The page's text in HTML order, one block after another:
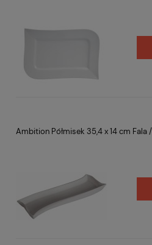
Ambition Półmisek 35,4 x 14 cm Fala